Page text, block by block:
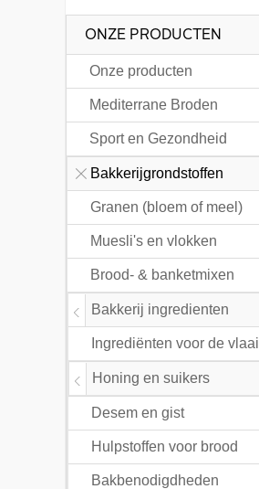
ONZE PRODUCTEN
Onze producten
Mediterrane Broden
Sport en Gezondheid
Bakkerijgrondstoffen
Granen (bloem of meel)
Muesli's en vlokken
Brood- & banketmixen
Bakkerij ingredienten
Ingrediënten voor de vlaai
Honing en suikers
Desem en gist
Hulpstoffen voor brood
Bakbenodigdheden